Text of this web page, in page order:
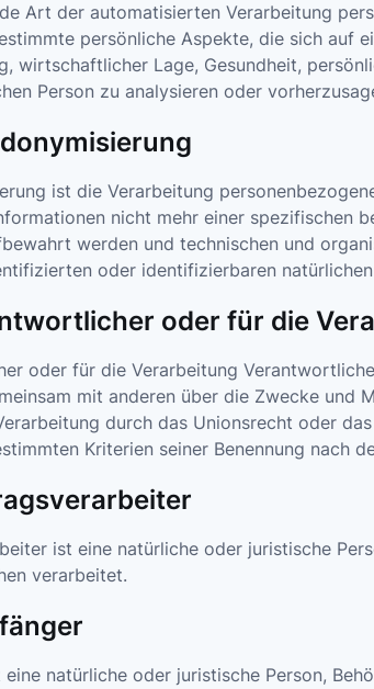
Art der automatisierten Verarbeitung
persönliche Aspekte, die sich auf
wirtschaftlicher Lage, Gesundheit,
Person zu analysieren oder
ist die Verarbeitung
nicht mehr einer spezifischen
werden und technischen und
oder identifizierbaren
oder für die
oder für die Verarbeitung
mit anderen über die Zwecke und
durch das Unionsrecht oder
Kriterien seiner Benennung nach
ist eine natürliche oder juristische
verarbeitet.
natürliche oder juristische Person,